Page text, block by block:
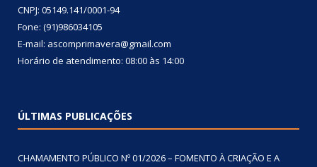
CNPJ: 05149.141/0001-94
Fone: (91)986034105
E-mail: ascomprimavera@gmail.com
Horário de atendimento: 08:00 às 14:00
ÚLTIMAS PUBLICAÇÕES
CHAMAMENTO PÚBLICO Nº 01/2026 – FOMENTO À CRIAÇÃO E A